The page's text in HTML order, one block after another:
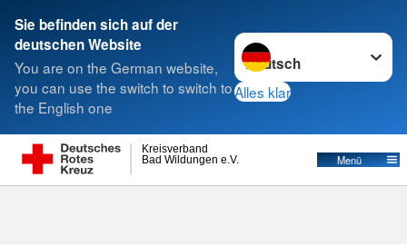
Sie befinden sich auf der
deutschen Website
You are on the German website,
you can use the switch to switch to
the English one
Sprache wechseln zu
Alles klar
Bad Wildungen e.V.
Kreisverband
Menü
Suche
Kreisverbände